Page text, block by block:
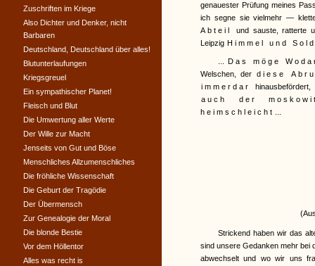
genauester Prüfung meines
ich segne sie vielmehr —
Abteil
und sauste, ratterte
Leipzig Himmel und
Das möge
Welschen, der diese
immerdar
auch der
heimschleicht
Strickend haben wir das
sind unsere Gedanken mehr bei
abwechselt und wo wir uns
Zuschriften im Kriege
Also Dichter und Denker, nicht
Barbaren
Deutschland, Deutschland über alles!
Blutunterlaufungen
Kriegsgreuel
Ein sympathischer Planet!
Fleisch und Blut
Die Umwertung aller Werte
Der Wille zur Macht
Jenseits von Gut und Böse
Menschliches Allzumenschliches
Die fröhliche Wissenschaft
Die Geburt der Tragödie
Der Übermensch
Zur Genealogie der Moral
Die blonde Bestie
Vor dem Höllentor
Alles was recht is